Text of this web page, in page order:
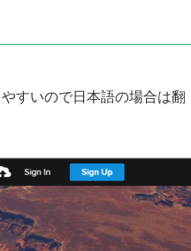
すいので日本語の場合は翻